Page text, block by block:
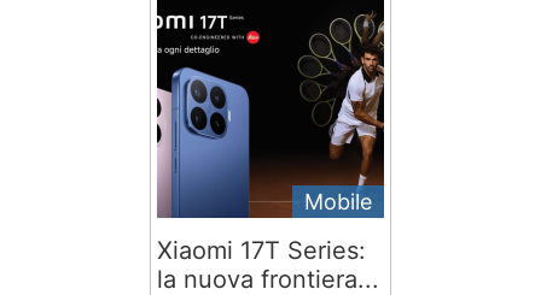
Mobile
Xiaomi 17T Series:
la nuova frontiera...